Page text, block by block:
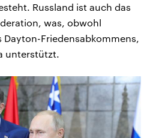
Russland ist auch das
was, obwohl
Dayton-Friedensabkommens,
unterstützt.